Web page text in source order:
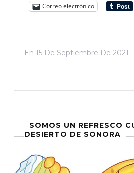
Correo electrónico
En 15 De Septiembre De 2021
SOMOS UN REFRESCO
DESIERTO DE SONORA